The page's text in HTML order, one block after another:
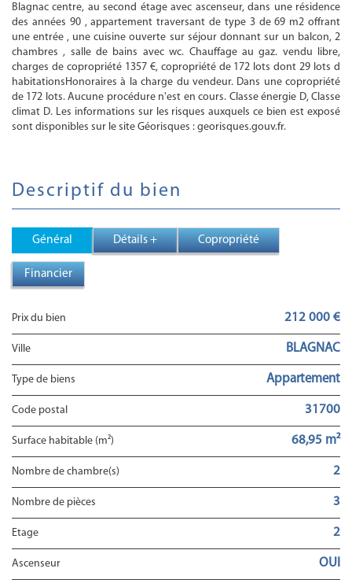
Blagnac centre, au second étage avec ascenseur, dans une résidence
des années 90 , appartement traversant de type 3 de 69 m2 offrant
une entrée , une cuisine ouverte sur séjour donnant sur un balcon, 2
chambres , salle de bains avec wc. Chauffage au gaz. vendu libre,
charges de copropriété 1357 €, copropriété de 172 lots dont 29 lots d
habitationsHonoraires à la charge du vendeur. Dans une copropriété
de 172 lots. Aucune procédure n'est en cours. Classe énergie D, Classe
climat D. Les informations sur les risques auxquels ce bien est exposé
sont disponibles sur le site Géorisques : georisques.gouv.fr.
descriptif du bien
Général Détails + Copropriété
Financier
Prix du bien 212 000 €
Ville BLAGNAC
Type de biens Appartement
Code postal 31700
Surface habitable (m²) 68,95 m²
Nombre de chambre(s) 2
Nombre de pièces 3
Etage 2
Ascenseur OUI